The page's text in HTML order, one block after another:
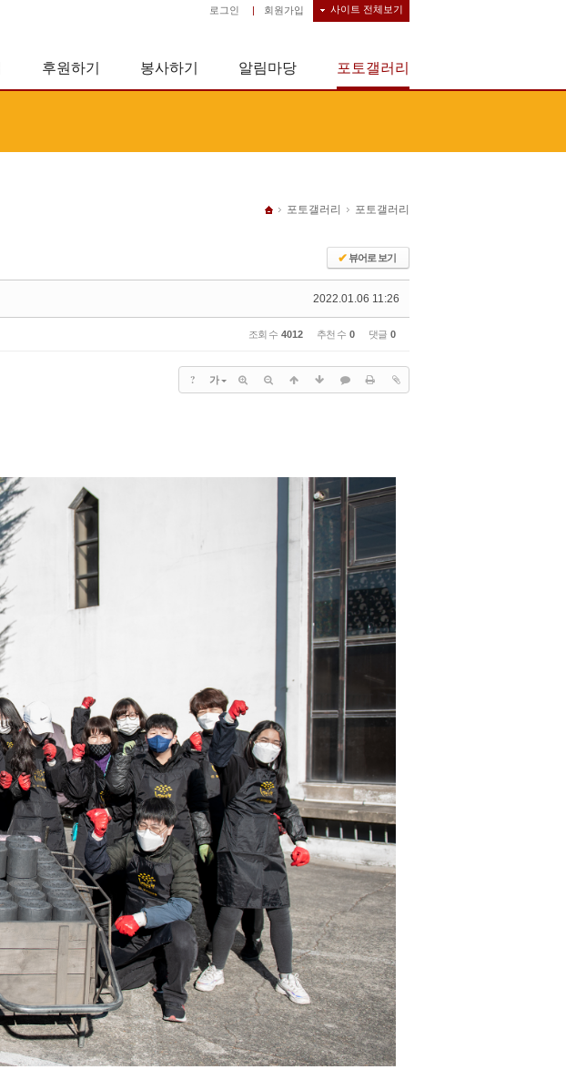
사이트 전체보기
로그인 | 회원가입
후원하기 봉사하기 알림마당 포토갤러리
포토갤러리 포토갤러리
✔뷰어로 보기
2022.01.06 11:26
조회 수 4012 추천 수 0 댓글 0
? 가